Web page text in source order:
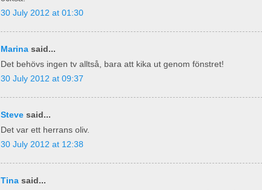
30 July 2012 at 01:30
Marina said...
Det behövs ingen tv alltså, bara att kika ut genom fönstret!
30 July 2012 at 09:37
Steve said...
Det var ett herrans oliv.
30 July 2012 at 12:38
Tina said...